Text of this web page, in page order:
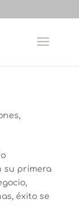
,
su primera
éxito se